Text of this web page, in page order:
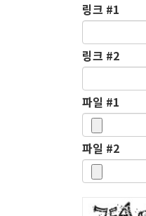
링크 #1
링크 #2
파일 #1
파일 #2